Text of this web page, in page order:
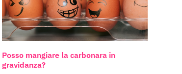
Posso mangiare la carbonara in
gravidanza?